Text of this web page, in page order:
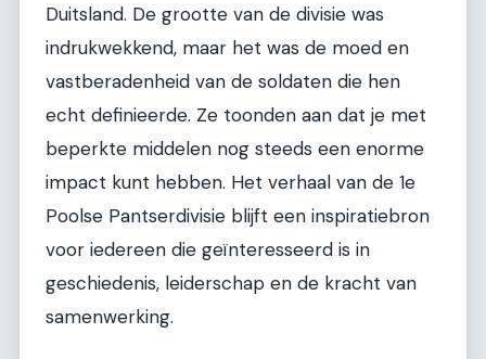
Duitsland. De grootte van de divisie was
indrukwekkend, maar het was de moed en
vastberadenheid van de soldaten die hen
echt definieerde. Ze toonden aan dat je met
beperkte middelen nog steeds een enorme
impact kunt hebben. Het verhaal van de 1e
Poolse Pantserdivisie blijft een inspiratiebron
voor iedereen die geïnteresseerd is in
geschiedenis, leiderschap en de kracht van
samenwerking.